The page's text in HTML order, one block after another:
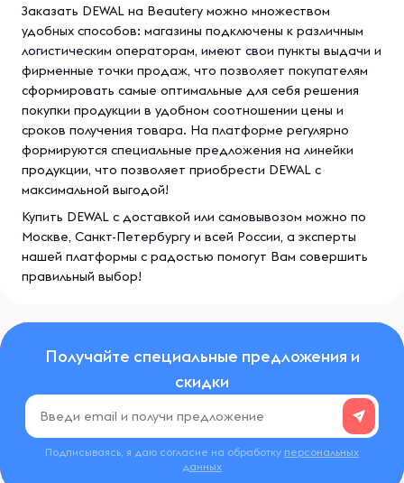
Заказать DEWAL на Beautery можно множеством
удобных способов: магазины подключены к различным
логистическим операторам, имеют свои пункты выдачи и
фирменные точки продаж, что позволяет покупателям
сформировать самые оптимальные для себя решения
покупки продукции в удобном соотношении цены и
сроков получения товара. На платформе регулярно
формируются специальные предложения на линейки
продукции, что позволяет приобрести DEWAL с
максимальной выгодой!
Купить DEWAL с доставкой или самовывозом можно по
Москве, Санкт-Петербургу и всей России, а эксперты
нашей платформы с радостью помогут Вам совершить
правильный выбор!
Получайте специальные предложения и
скидки
Подписываясь, я даю согласие на обработку персональных
данных